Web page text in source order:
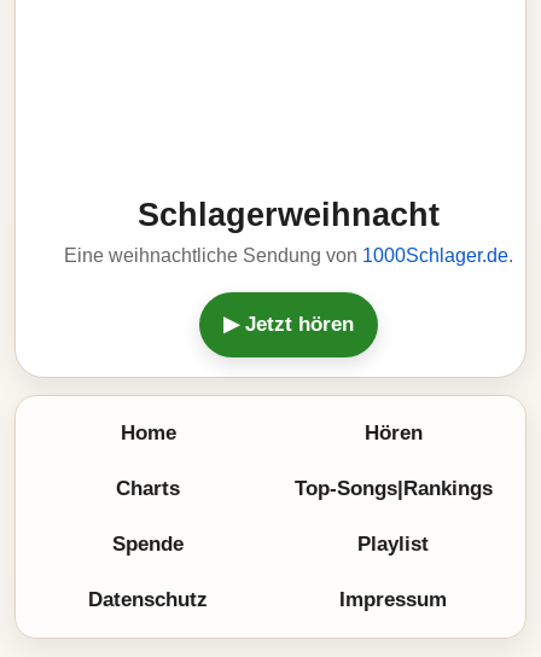
Schlagerweihnacht
Eine weihnachtliche Sendung von 1000Schlager.de.
▶ Jetzt hören
Home Hören
Charts Top-Songs|Rankings
Spende Playlist
Datenschutz Impressum